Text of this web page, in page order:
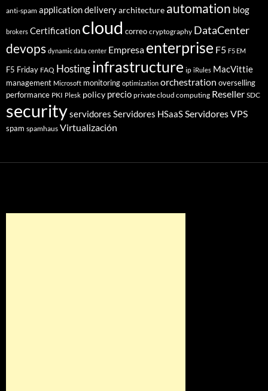
anti-spam application deliveryarchitecture automation blog
brokers Certification cloud correo cryptography DataCenter
devops dynamic data center Empresa enterprise F5 F5 EM
F5 Friday FAQ Hostinginfrastructure ip iRules MacVittie
management Microsoft monitoring optimization orchestration overselling
performance PKI Plesk policy precio private cloud computing Reseller SDC
securityservidores Servidores HSaaSServidores VPS
spam spamhaus Virtualización